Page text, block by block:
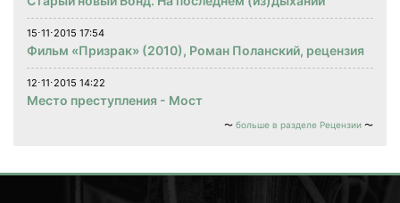
15⋅11⋅2015 17:54
Фильм «Призрак» (2010), Роман Поланский, рецензия
12⋅11⋅2015 14:22
Место преступления - Мост
больше в разделе Рецензии